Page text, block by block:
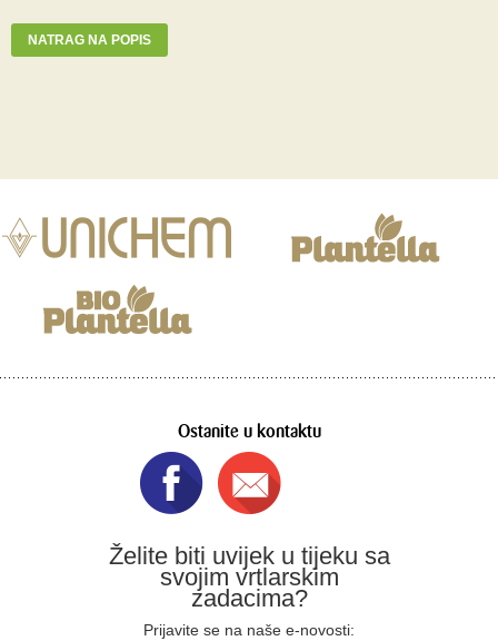
NATRAG NA POPIS
Ostanite u kontaktu
Želite biti uvijek u tijeku sa
svojim vrtlarskim
zadacima?
Prijavite se na naše e-novosti: